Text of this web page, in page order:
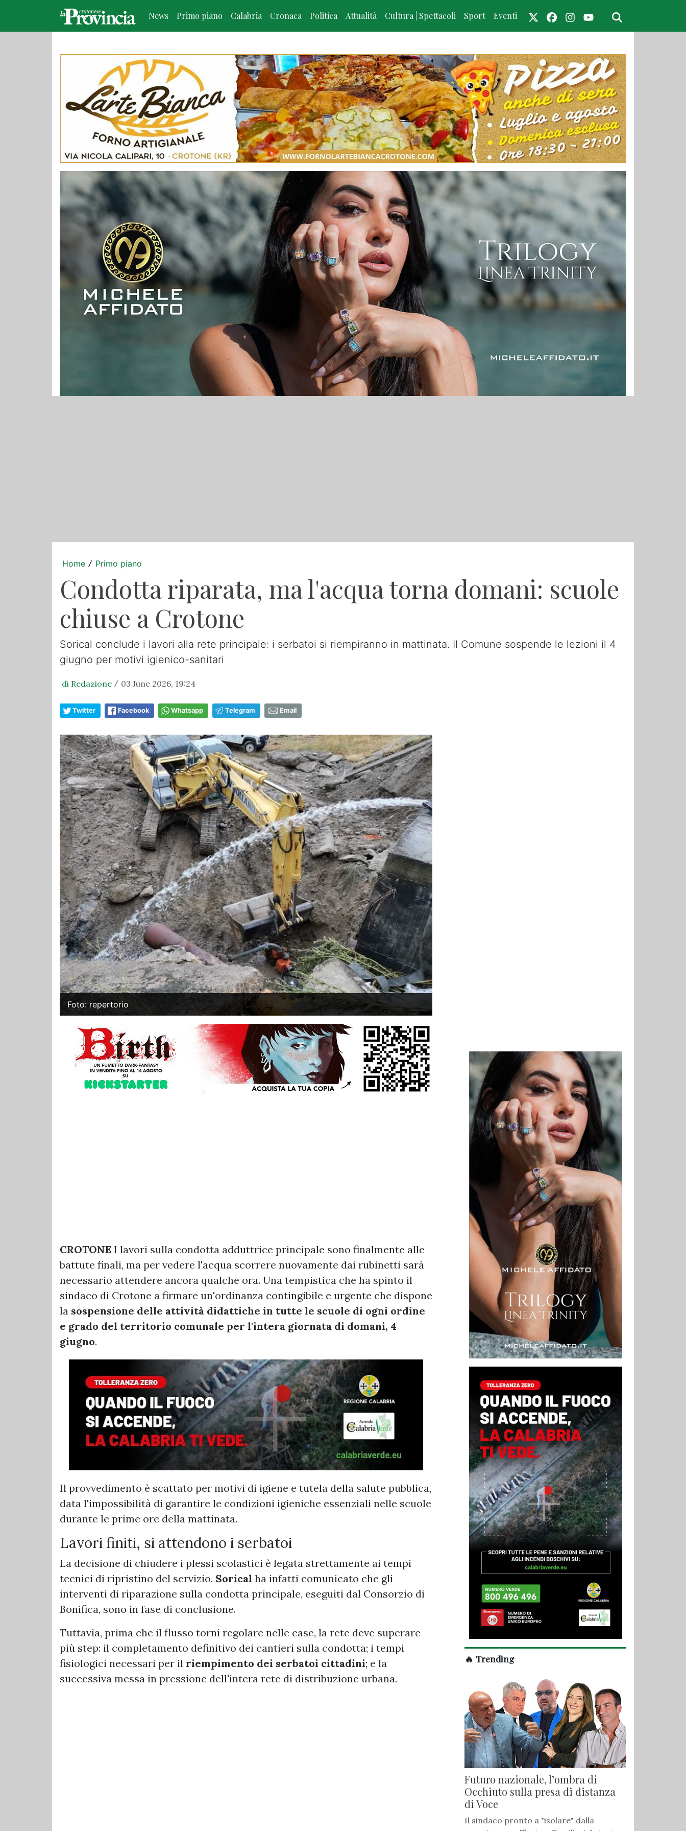
News Primo piano Calabria Cronaca Politica Attualità Cultura | Spettacoli Sport Eventi
Home / Primo piano
Condotta riparata, ma l'acqua torna domani: scuole
chiuse a Crotone
Sorical conclude i lavori alla rete principale: i serbatoi si riempiranno in mattinata. Il Comune sospende le lezioni il 4
giugno per motivi igienico-sanitari
di Redazione / 03 June 2026, 19:24
Twitter Facebook Whatsapp Telegram Email
Foto: repertorio
CROTONE I lavori sulla condotta adduttrice principale sono finalmente alle
battute finali, ma per vedere l'acqua scorrere nuovamente dai rubinetti sarà
necessario attendere ancora qualche ora. Una tempistica che ha spinto il
sindaco di Crotone a firmare un'ordinanza contingibile e urgente che dispone
la sospensione delle attività didattiche in tutte le scuole di ogni ordine
e grado del territorio comunale per l'intera giornata di domani, 4
giugno.
Il provvedimento è scattato per motivi di igiene e tutela della salute pubblica,
data l'impossibilità di garantire le condizioni igieniche essenziali nelle scuole
durante le prime ore della mattinata.
Lavori finiti, si attendono i serbatoi
La decisione di chiudere i plessi scolastici è legata strettamente ai tempi
tecnici di ripristino del servizio. Sorical ha infatti comunicato che gli
interventi di riparazione sulla condotta principale, eseguiti dal Consorzio di
Bonifica, sono in fase di conclusione.
Tuttavia, prima che il flusso torni regolare nelle case, la rete deve superare
più step: il completamento definitivo dei cantieri sulla condotta; i tempi
fisiologici necessari per il riempimento dei serbatoi cittadini; e la
successiva messa in pressione dell'intera rete di distribuzione urbana.
🔥 Trending
Futuro nazionale, l’ombra di
Occhiuto sulla presa di distanza
di Voce
Il sindaco pronto a "isolare" dalla